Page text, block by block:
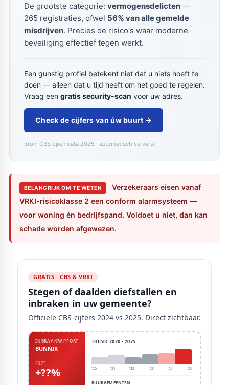
De grootste categorie: vermogensdelicten—
265 registraties, ofwel 56% van alle gemelde
misdrijven. Precies de risico's waar moderne
beveiliging effectief tegen werkt.
Een gunstig profiel betekent niet dat u niets hoeft te
doen — alleen dat u tijd heeft om het goed te regelen.
Vraag een gratis security-scan voor uw adres.
Check de cijfers van úw buurt →
Bron: CBS open data 2025 · automatisch ververst
BELANGRIJK OM TE WETEN
Verzekeraars eisen vanaf
VRKI-risicoklasse 2 een conform alarmsysteem —
voor woning én bedrijfspand. Voldoet u niet, dan kan
schade worden afgewezen.